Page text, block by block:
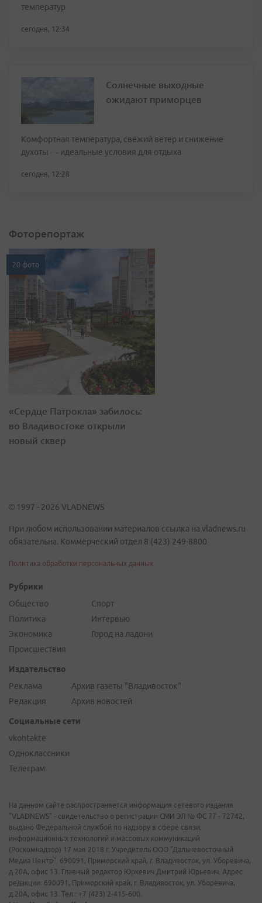
температур
сегодня, 12:34
Солнечные выходные
ожидают приморцев
Комфортная температура, свежий ветер и снижение
духоты — идеальные условия для отдыха
сегодня, 12:28
Фоторепортаж
20 фото
«Сердце Патрокла» забилось:
во Владивостоке открыли
новый сквер
© 1997 - 2026 VLADNEWS
При любом использовании материалов ссылка на vladnews.ru
обязательна. Коммерческий отдел 8 (423) 249-8800
Политика обработки персональных данных
Рубрики
Общество
Политика
Экономика
Происшествия
Спорт
Интервью
Город на ладони
Издательство
Реклама
Редакция
Архив газеты "Владивосток"
Архив новостей
Социальные сети
vkontakte
Одноклассники
Телеграм
На данном сайте распространяется информация сетевого издания
"VLADNEWS" - свидетельство о регистрации СМИ ЭЛ № ФС 77 - 72742,
выдано Федеральной службой по надзору в сфере связи,
информационных технологий и массовых коммуникаций
(Роскомнадзор) 17 мая 2018 г. Учредитель ООО "Дальневосточный
Медиа Центр". 690091, Приморский край, г. Владивосток, ул. Уборевича,
д.20А, офис 13. Главный редактор Юркевич Дмитрий Юрьевич. Адрес
редакции: 690091, Приморский край, г. Владивосток, ул. Уборевича,
д.20А, офис 13. Тел.: +7 (423) 2-415-600.